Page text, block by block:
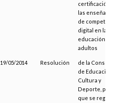
certificación de
las enseñanzas
de competencia
digital en la
educación de
adultos
19/05/2014 Resolución
de la Consejería
de Educación,
Cultura y
Deporte, por la
que se regula la